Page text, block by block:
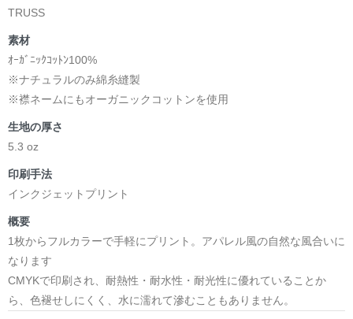
TRUSS
素材
ｵｰｶﾞﾆｯｸｺｯﾄﾝ100%
※ナチュラルのみ綿糸縫製
※襟ネームにもオーガニックコットンを使用
生地の厚さ
5.3 oz
印刷手法
インクジェットプリント
概要
1枚からフルカラーで手軽にプリント。アパレル風の自然な風合いに
なります
CMYKで印刷され、耐熱性・耐水性・耐光性に優れていることか
ら、色褪せしにくく、水に濡れて滲むこともありません。